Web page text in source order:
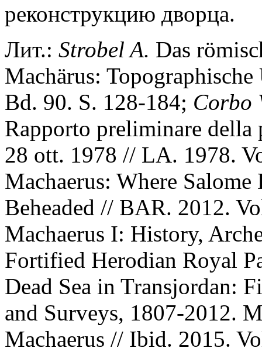
реконструкцию дворца.
Лит.: Strobel A. Das
Machärus:
Bd. 90. S. 128-184; Corbo
Rapporto preliminare della
28 ott. 1978 // LA. 1978.
Machaerus: Where
Beheaded // BAR. 2012.
Machaerus I: History,
Fortified Herodian Royal
Dead Sea in Transjordan:
and Surveys, 1807-2012.
Machaerus // Ibid. 2015.